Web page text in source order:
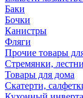
Баки
Бочки
Канистры
Фляги
Прочие товары
Стремянки,
Товары для дома
Скатерти,